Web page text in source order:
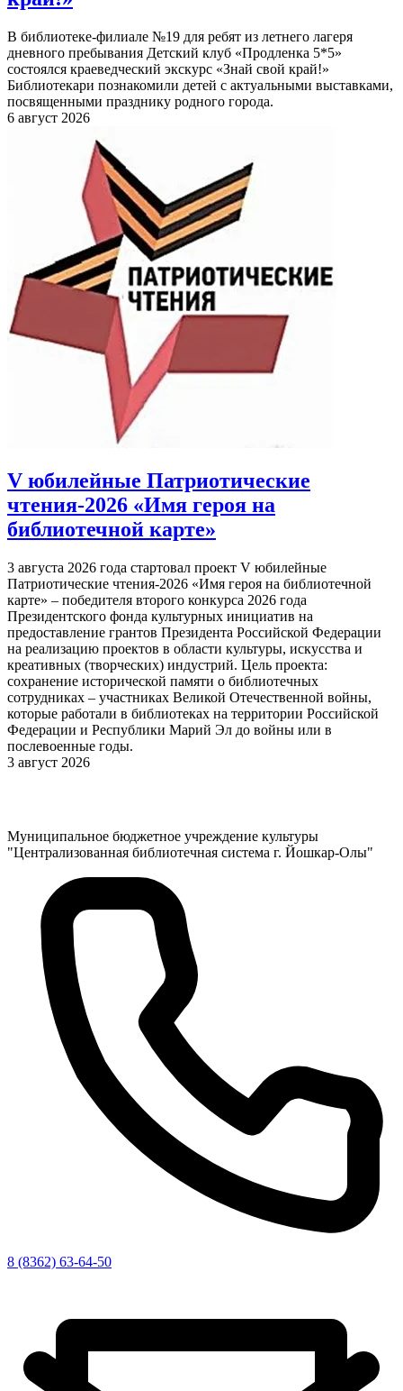
В библиотеке-филиале №19 для ребят из летнего лагеря
дневного пребывания Детский клуб «Продленка 5*5»
состоялся краеведческий экскурс «Знай свой край!»
Библиотекари познакомили детей с актуальными выставками,
посвященными празднику родного города.
6 август 2026
V юбилейные Патриотические
чтения-2026 «Имя героя на
библиотечной карте»
3 августа 2026 года стартовал проект V юбилейные
Патриотические чтения-2026 «Имя героя на библиотечной
карте» – победителя второго конкурса 2026 года
Президентского фонда культурных инициатив на
предоставление грантов Президента Российской Федерации
на реализацию проектов в области культуры, искусства и
креативных (творческих) индустрий. Цель проекта:
сохранение исторической памяти о библиотечных
сотрудниках – участниках Великой Отечественной войны,
которые работали в библиотеках на территории Российской
Федерации и Республики Марий Эл до войны или в
послевоенные годы.
3 август 2026
Муниципальное бюджетное учреждение культуры
"Централизованная библиотечная система г. Йошкар-Олы"
8 (8362) 63-64-50